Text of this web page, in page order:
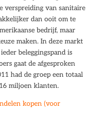
verspreiding van sanitaire
dan ooit om te
bedrijf, maar
maken. In deze markt
beleggingspand is
gaat de afgesproken
had de groep een totaal
miljoen klanten.
kopen (voor